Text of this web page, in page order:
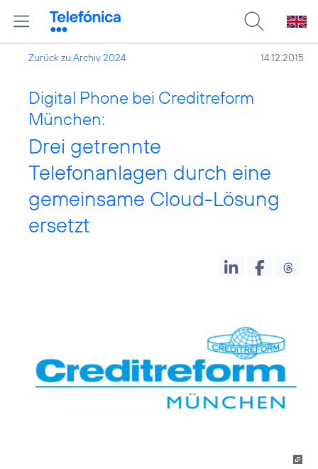
Zurück zu Archiv 2024 14.12.2015
Digital Phone bei Creditreform
München:
Drei getrennte
Telefonanlagen durch eine
gemeinsame Cloud-Lösung
ersetzt